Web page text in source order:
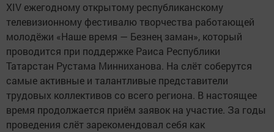
XIV ежегодному открытому республиканскому
телевизионному фестивалю творчества работающей
молодёжи «Наше время — Безнең заман», который
проводится при поддержке Раиса Республики
Татарстан Рустама Минниханова. На слёт соберутся
самые активные и талантливые представители
трудовых коллективов со всего региона. В настоящее
время продолжается приём заявок на участие. За годы
проведения слёт зарекомендовал себя как